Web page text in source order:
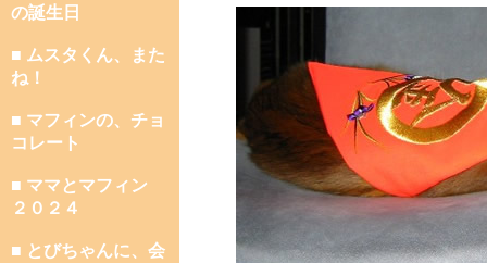
の誕生日
■ ムスタくん、また
ね！
■ マフィンの、チョ
コレート
■ ママとマフィン
２０２４
■ とびちゃんに、会